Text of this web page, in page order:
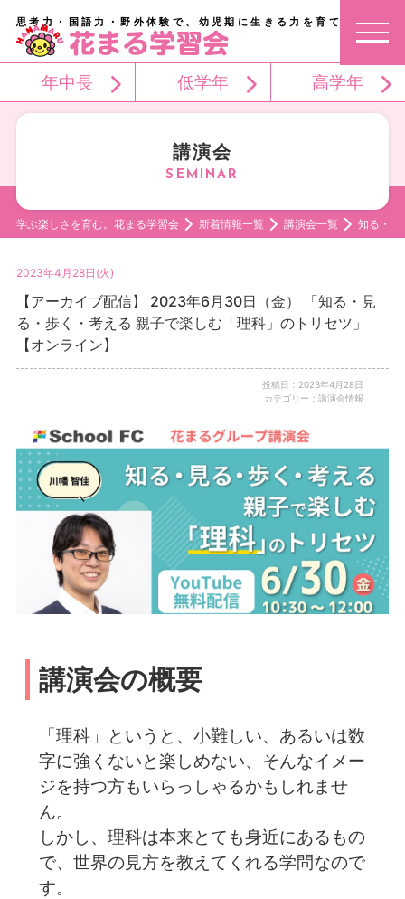
思考力・国語力・野外体験で、幼児期に生きる力を育てる。
年中長 低学年 高学年
講演会
学ぶ楽しさを育む。花まる学習会 新着情報一覧 講演会一覧 知る・見
2023年4月28日(火)
【アーカイブ配信】 2023年6月30日（金） 「知る・見
る・歩く・考える 親子で楽しむ「理科」のトリセツ」
【オンライン】
投稿日：2023年4月28日
カテゴリー：講演会情報
講演会の概要
「理科」というと、小難しい、あるいは数
字に強くないと楽しめない、そんなイメー
ジを持つ方もいらっしゃるかもしれませ
ん。
しかし、理科は本来とても身近にあるもの
で、世界の見方を教えてくれる学問なので
す。